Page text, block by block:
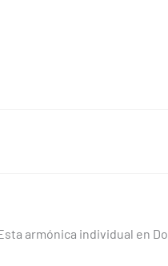
armónica individual en Do